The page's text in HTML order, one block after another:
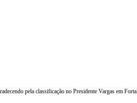
pela classificação no Presidente Vargas em